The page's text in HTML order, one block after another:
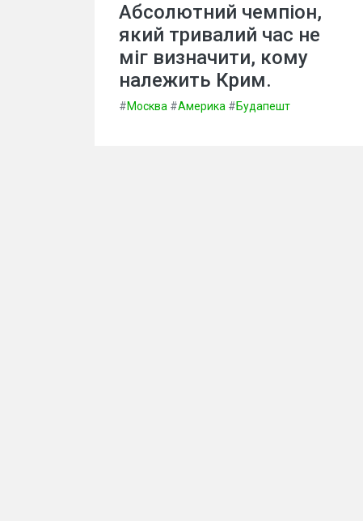
Абсолютний чемпіон,
який тривалий час не
міг визначити, кому
належить Крим.
#Москва #Америка #Будапешт